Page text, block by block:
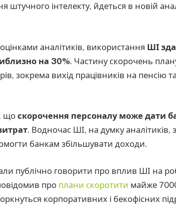
штучного інтелекту, йдеться в новій
аналітиків, використання ШІ
на 30%. Частину скорочень
зокрема вихід працівників на пенсію
що скорочення персоналу може дати
. Водночас ШІ, на думку
банкам збільшувати доходи.
публічно говорити про вплив ШІ на
про плани скоротити майже
корпоративних і бекофісних